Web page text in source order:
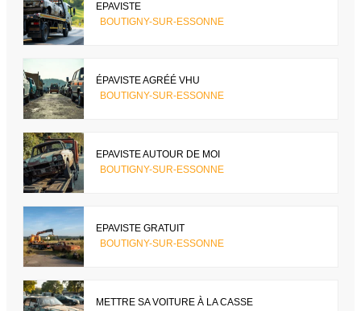
EPAVISTE
BOUTIGNY-SUR-ESSONNE
ÉPAVISTE AGRÉÉ VHU
BOUTIGNY-SUR-ESSONNE
EPAVISTE AUTOUR DE MOI
BOUTIGNY-SUR-ESSONNE
EPAVISTE GRATUIT
BOUTIGNY-SUR-ESSONNE
METTRE SA VOITURE À LA CASSE